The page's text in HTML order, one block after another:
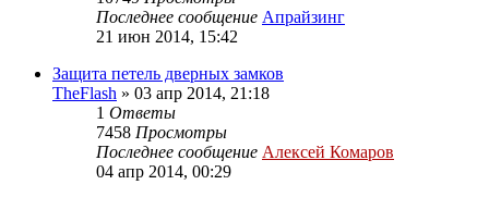
Последнее сообщение Апрайзинг
21 июн 2014, 15:42
Защита петель дверных замков
TheFlash » 03 апр 2014, 21:18
1 Ответы
7458 Просмотры
Последнее сообщение Алексей Комаров
04 апр 2014, 00:29